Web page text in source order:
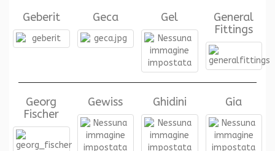
Geberit Geca Gel
General
Fittings
Georg
Fischer
Gewiss Ghidini Gia